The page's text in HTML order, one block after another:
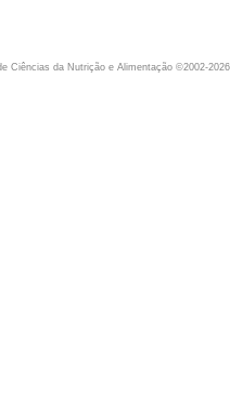
Ciências da Nutrição e Alimentação ©2002-